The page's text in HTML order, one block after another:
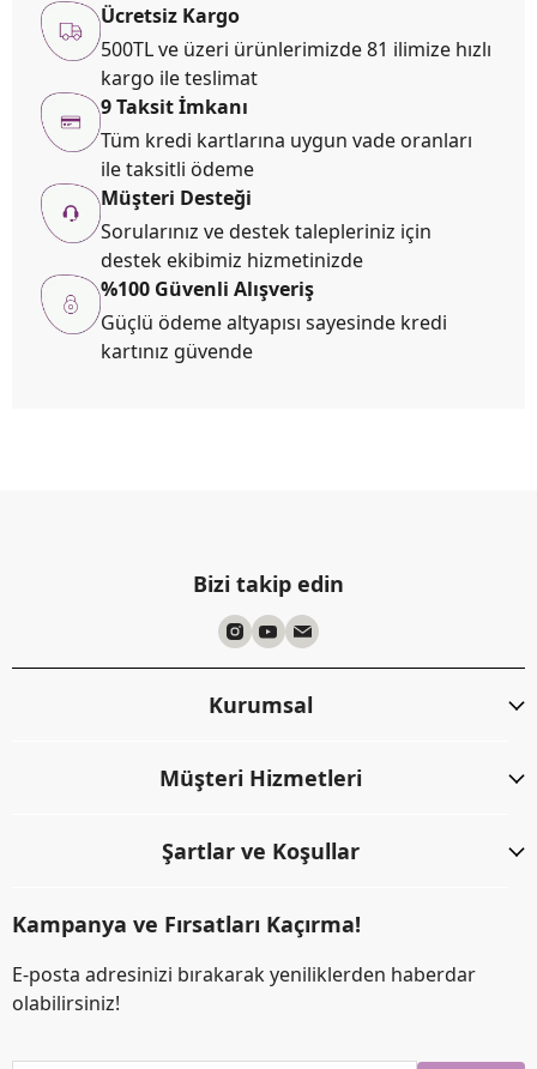
Ücretsiz Kargo
500TL ve üzeri ürünlerimizde 81 ilimize hızlı
kargo ile teslimat
9 Taksit İmkanı
Tüm kredi kartlarına uygun vade oranları
ile taksitli ödeme
Müşteri Desteği
Sorularınız ve destek talepleriniz için
destek ekibimiz hizmetinizde
%100 Güvenli Alışveriş
Güçlü ödeme altyapısı sayesinde kredi
kartınız güvende
Bizi takip edin
Kurumsal
Müşteri Hizmetleri
Şartlar ve Koşullar
Kampanya ve Fırsatları Kaçırma!
E-posta adresinizi bırakarak yeniliklerden haberdar
olabilirsiniz!